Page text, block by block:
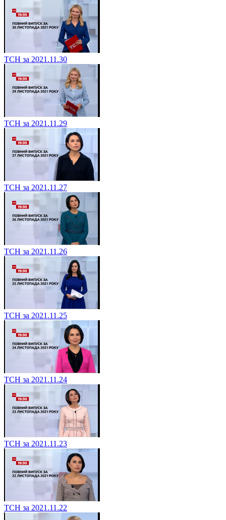
ТСН за 2021.11.30
ТСН за 2021.11.29
ТСН за 2021.11.27
ТСН за 2021.11.26
ТСН за 2021.11.25
ТСН за 2021.11.24
ТСН за 2021.11.23
ТСН за 2021.11.22